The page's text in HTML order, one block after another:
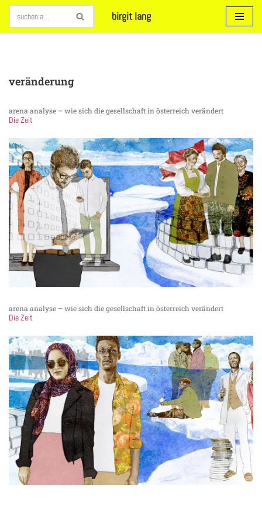
Zum
birgit lang
veränderung
arena analyse – wie sich die gesellschaft in österreich verändert
Die Zeit
arena analyse – wie sich die gesellschaft in österreich verändert
Die Zeit